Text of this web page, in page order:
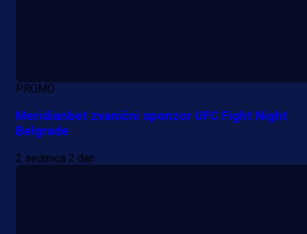
PROMO
Meridianbet zvanični sponzor UFC Fight Night
Belgrade
2 sedmica 2 dan